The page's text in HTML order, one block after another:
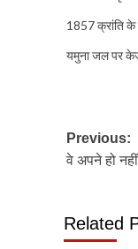
1857 क्रांति के
यमुना जल पर
Post
Previous:
वे अपने हो
Related